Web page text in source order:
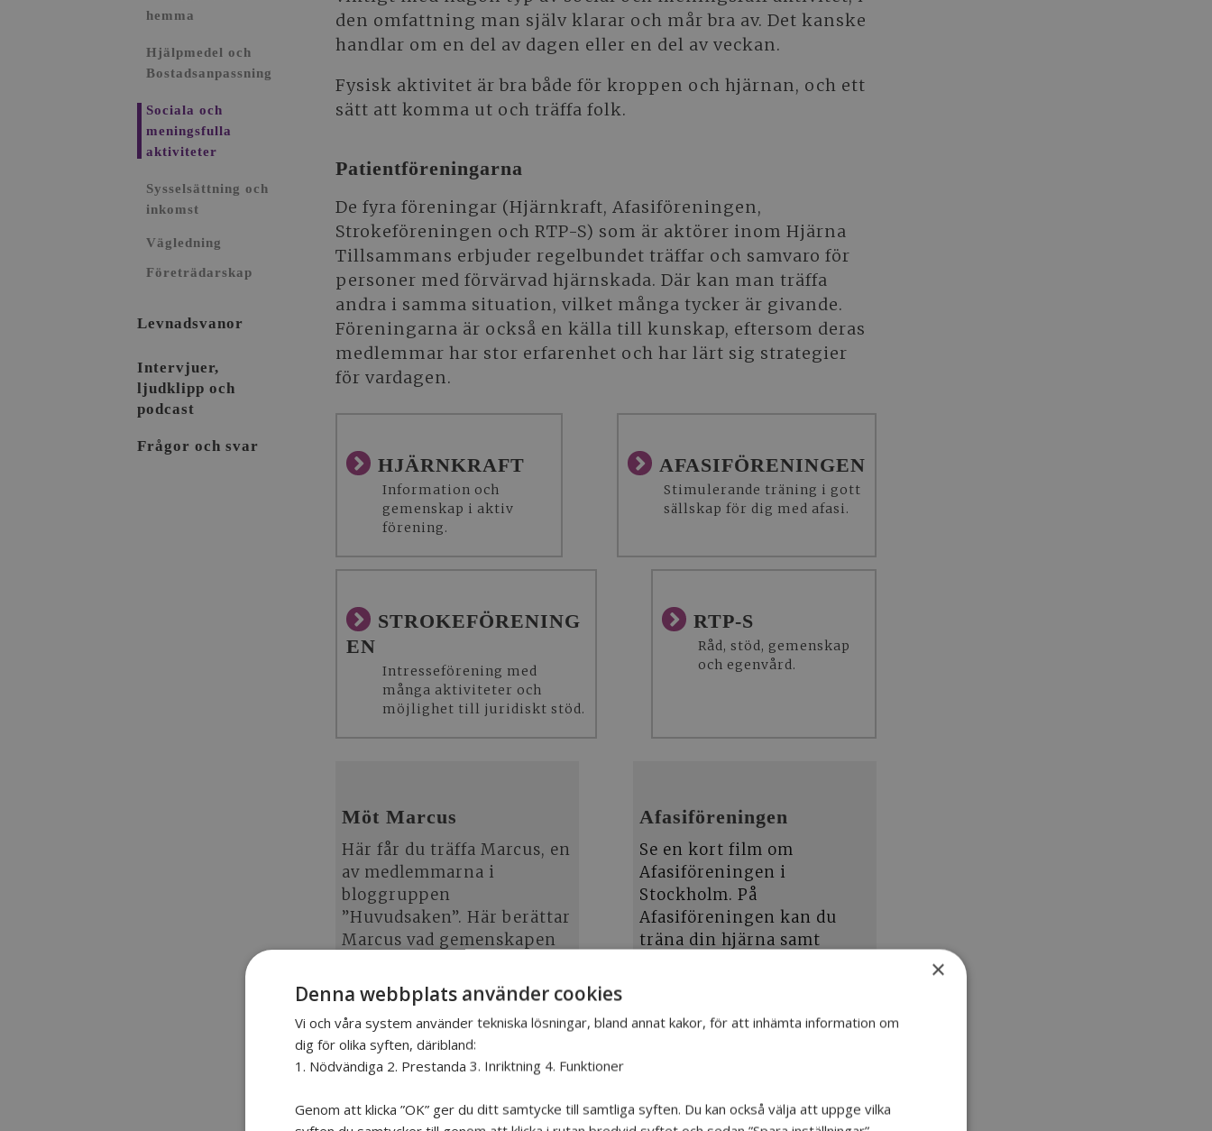
hemma
Hjälpmedel och
Bostadsanpassning
Sociala och
meningsfulla
aktiviteter
Sysselsättning och
inkomst
Vägledning
Företrädarskap
Levnadsvanor
Intervjuer,
ljudklipp och
podcast
Frågor och svar
den omfattning man själv klarar och mår bra av. Det kanske
handlar om en del av dagen eller en del av veckan.
Fysisk aktivitet är bra både för kroppen och hjärnan, och ett
sätt att komma ut och träffa folk.
Patientföreningarna
De fyra föreningar (Hjärnkraft, Afasiföreningen,
Strokeföreningen och RTP-S) som är aktörer inom Hjärna
Tillsammans erbjuder regelbundet träffar och samvaro för
personer med förvärvad hjärnskada. Där kan man träffa
andra i samma situation, vilket många tycker är givande.
Föreningarna är också en källa till kunskap, eftersom deras
medlemmar har stor erfarenhet och har lärt sig strategier
för vardagen.
HJÄRNKRAFT
Information och
gemenskap i aktiv
förening.
AFASIFÖRENINGEN
Stimulerande träning i gott
sällskap för dig med afasi.
STROKEFÖRENING
EN
Intresseförening med
många aktiviteter och
möjlighet till juridiskt stöd.
RTP-S
Råd, stöd, gemenskap
och egenvård.
Möt Marcus
Här får du träffa Marcus, en
av medlemmarna i
bloggruppen
”Huvudsaken”. Här berättar
Marcus vad gemenskapen
Afasiföreningen
Se en kort film om
Afasiföreningen i
Stockholm. På
Afasiföreningen kan du
träna din hjärna samt
BOSSE – Råd, stöd & kunskapscenter
×
Denna webbplats använder cookies
Vi och våra system använder tekniska lösningar, bland annat kakor, för att inhämta information om
dig för olika syften, däribland:
1. Nödvändiga 2. Prestanda 3. Inriktning 4. Funktioner
Genom att klicka ”OK” ger du ditt samtycke till samtliga syften. Du kan också välja att uppge vilka